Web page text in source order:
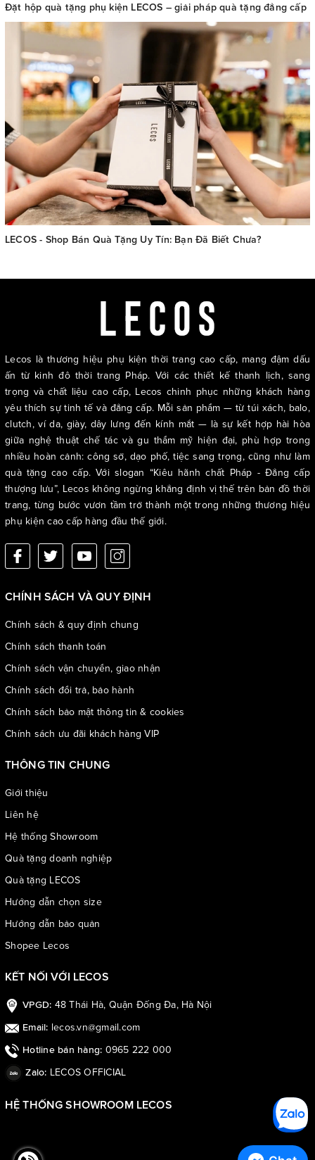
Đặt hộp quà tặng phụ kiện LECOS – giải pháp quà tặng đẳng cấp
LECOS - Shop Bán Quà Tặng Uy Tín: Bạn Đã Biết Chưa?
Lecos là thương hiệu phụ kiện thời trang cao cấp, mang đậm dấu
ấn từ kinh đô thời trang Pháp. Với các thiết kế thanh lịch, sang
trọng và chất liệu cao cấp, Lecos chinh phục những khách hàng
yêu thích sự tinh tế và đẳng cấp. Mỗi sản phẩm — từ túi xách, balo,
clutch, ví da, giày, dây lưng đến kính mắt — là sự kết hợp hài hòa
giữa nghệ thuật chế tác và gu thẩm mỹ hiện đại, phù hợp trong
nhiều hoàn cảnh: công sở, dạo phố, tiệc sang trọng, cũng như làm
quà tặng cao cấp. Với slogan “Kiêu hãnh chất Pháp - Đẳng cấp
thượng lưu”, Lecos không ngừng khẳng định vị thế trên bản đồ thời
trang, từng bước vươn tầm trở thành một trong những thương hiệu
phụ kiện cao cấp hàng đầu thế giới.
CHÍNH SÁCH VÀ QUY ĐỊNH
Chính sách & quy định chung
Chính sách thanh toán
Chính sách vận chuyển, giao nhận
Chính sách đổi trả, bảo hành
Chính sách bảo mật thông tin & cookies
Chính sách ưu đãi khách hàng VIP
THÔNG TIN CHUNG
Giới thiệu
Liên hệ
Hệ thống Showroom
Quà tặng doanh nghiệp
Quà tặng LECOS
Hướng dẫn chọn size
Hướng dẫn bảo quản
Shopee Lecos
KẾT NỐI VỚI LECOS
VPGD: 48 Thái Hà, Quận Đống Đa, Hà Nội
Email: lecos.vn@gmail.com
Hotline bán hàng: 0965 222 000
Zalo: LECOS OFFICIAL
HỆ THỐNG SHOWROOM LECOS